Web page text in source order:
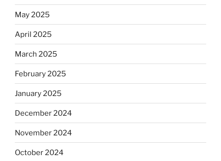
May 2025
April 2025
March 2025
February 2025
January 2025
December 2024
November 2024
October 2024